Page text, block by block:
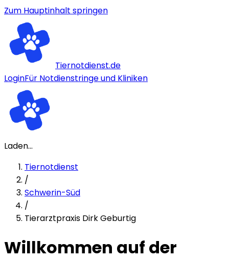
Zum Hauptinhalt springen
Tiernotdienst.de
LoginFür Notdienstringe und Kliniken
Laden...
Tiernotdienst
/
Schwerin-Süd
/
Tierarztpraxis Dirk Geburtig
Willkommen auf der